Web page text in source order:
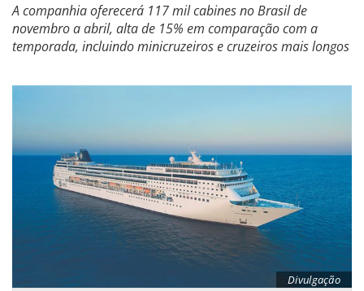
A companhia oferecerá 117 mil cabines no Brasil de
novembro a abril, alta de 15% em comparação com a
temporada, incluindo minicruzeiros e cruzeiros mais longos
Divulgação